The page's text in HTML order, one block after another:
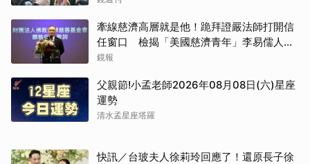
牽線慈濟高層就是他！跪拜證嚴法師打開信
任窗口 檢揭「美國慈濟青年」李易儒人脈
網絡
鏡報
父親節!小孟老師2026年08月08日(六)星座
運勢
清水孟星座塔羅
快訊／台玻夫人徐莉玲回應了！還原長子徐